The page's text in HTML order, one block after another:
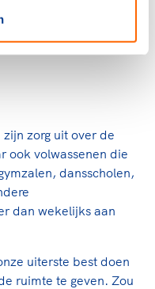
directeur
zorg uit over de
ook volwassenen die
dansscholen,
dan wekelijks aan
uiterste best doen
ruimte te geven. Zou